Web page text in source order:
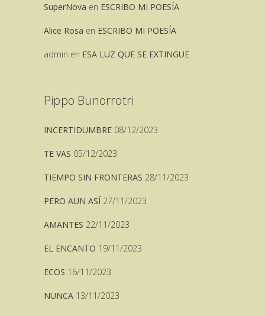
SuperNova en ESCRIBO MI POESÍA
Alice Rosa en ESCRIBO MI POESÍA
admin en ESA LUZ QUE SE EXTINGUE
Pippo Bunorrotri
INCERTIDUMBRE 08/12/2023
TE VAS 05/12/2023
TIEMPO SIN FRONTERAS 28/11/2023
PERO AUN ASÍ 27/11/2023
AMANTES 22/11/2023
EL ENCANTO 19/11/2023
ECOS 16/11/2023
NUNCA 13/11/2023